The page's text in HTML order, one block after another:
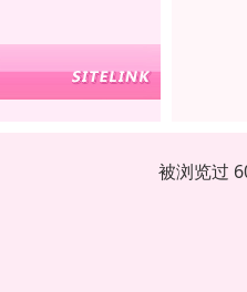
被浏览过